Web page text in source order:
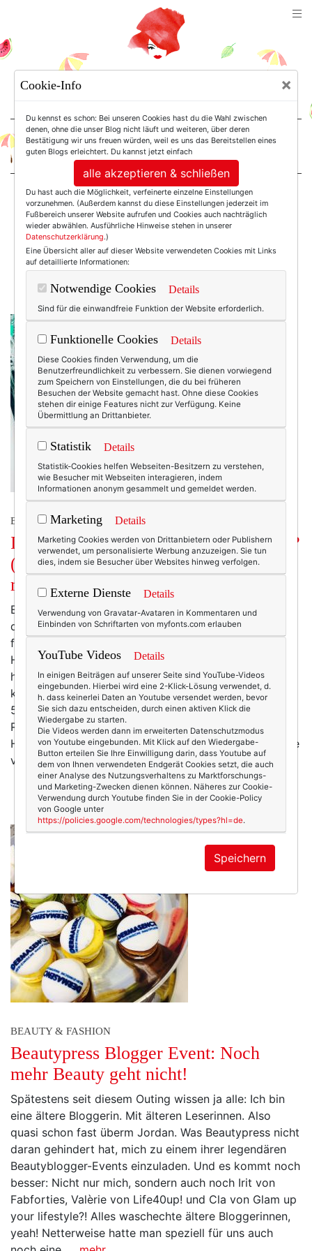
For Women. Not Girls.
Einträge mit dem
Tag: Netzwerken
BEHIND THE SCENES.
Ist Instagram so schlimm wie sein Ruf?
(Oder: Warum ich Instagram trotzdem
mag!)
Es ist abends, kurz nach der Tagesschau. Ich sitze auf
der Couch und scrolle mich durch Instagram. Vorbei
fluten die Bilder des Tages, großzügig verteile ich
Herzchen, denn ich weiß, dass sich die Menschen
hinter dem Bild darüber freuen. Hier und dort
kommentiere ich den neuesten Look einer anderen
50plus-Bloggerin oder einer Plussize-Kollegin, das
Reisebild aus Island oder Tel Aviv, ein leckeres
Herbstgericht und noch anderes mehr. Unglaublich wie
viel LEBEN Instagram widerspiegelt (auch wenn…
mehr
BEAUTY & FASHION
Beautypress Blogger Event: Noch
mehr Beauty geht nicht!
Spätestens seit diesem Outing wissen ja alle: Ich bin
eine ältere Bloggerin. Mit älteren Leserinnen. Also
quasi schon fast überm Jordan. Was Beautypress nicht
daran gehindert hat, mich zu einem ihrer legendären
Beautyblogger-Events einzuladen. Und es kommt noch
besser: Nicht nur mich, sondern auch noch Irit von
Fabforties, Valèrie von Life40up! und Cla von Glam up
your lifestyle?! Alles waschechte ältere Bloggerinnen,
yeah! Netterweise hatte man speziell für uns auch
Cookie-Info ×
Du kennst es schon: Bei unseren Cookies hast du die Wahl zwischen
denen, ohne die unser Blog nicht läuft und weiteren, über deren
Bestätigung wir uns freuen würden, weil es uns das Bereitstellen eines
guten Blogs erleichtert. Du kannst jetzt einfach
alle akzeptieren & schließen
Du hast auch die Möglichkeit, verfeinerte einzelne Einstellungen
vorzunehmen. (Außerdem kannst du diese Einstellungen jederzeit im
Fußbereich unserer Website aufrufen und Cookies auch nachträglich
wieder abwählen. Ausführliche Hinweise stehen in unserer
Datenschutzerklärung.)
Eine Übersicht aller auf dieser Website verwendeten Cookies mit Links
auf detaillierte Informationen:
Notwendige Cookies Details
Sind für die einwandfreie Funktion der Website erforderlich.
Funktionelle Cookies Details
Diese Cookies finden Verwendung, um die
Benutzerfreundlichkeit zu verbessern. Sie dienen vorwiegend
zum Speichern von Einstellungen, die du bei früheren
Besuchen der Website gemacht hast. Ohne diese Cookies
stehen dir einige Features nicht zur Verfügung. Keine
Übermittlung an Drittanbieter.
Statistik Details
Statistik-Cookies helfen Webseiten-Besitzern zu verstehen,
wie Besucher mit Webseiten interagieren, indem
Informationen anonym gesammelt und gemeldet werden.
Marketing Details
Marketing Cookies werden von Drittanbietern oder Publishern
verwendet, um personalisierte Werbung anzuzeigen. Sie tun
dies, indem sie Besucher über Websites hinweg verfolgen.
Externe Dienste Details
Verwendung von Gravatar-Avataren in Kommentaren und
Einbinden von Schriftarten von myfonts.com erlauben
YouTube Videos Details
In einigen Beiträgen auf unserer Seite sind YouTube-Videos
eingebunden. Hierbei wird eine 2-Klick-Lösung verwendet, d.
h. dass keinerlei Daten an Youtube versendet werden, bevor
Sie sich dazu entscheiden, durch einen aktiven Klick die
Wiedergabe zu starten.
Die Videos werden dann im erweiterten Datenschutzmodus
von Youtube eingebunden. Mit Klick auf den Wiedergabe-
Button erteilen Sie Ihre Einwilligung darin, dass Youtube auf
dem von Ihnen verwendeten Endgerät Cookies setzt, die auch
einer Analyse des Nutzungsverhaltens zu Marktforschungs-
und Marketing-Zwecken dienen können. Näheres zur Cookie-
Verwendung durch Youtube finden Sie in der Cookie-Policy
von Google unter
https://policies.google.com/technologies/types?hl=de.
Speichern